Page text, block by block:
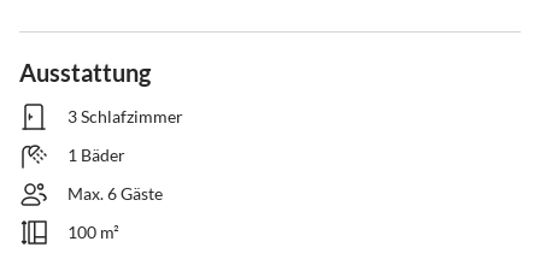
Ausstattung
3 Schlafzimmer
1 Bäder
Max. 6 Gäste
100 m²